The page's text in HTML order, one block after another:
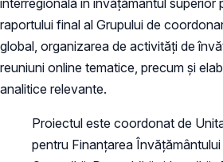
raportului final al Grupului de
global, organizarea de activități de
reuniuni online tematice, precum și
analitice relevante.
Proiectul este coordonat de
pentru Finanțarea